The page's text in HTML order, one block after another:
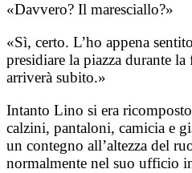
«Davvero? Il maresciallo?»
«Sì, certo. L’ho appena
presidiare la piazza durante
arriverà subito.»
Intanto Lino si era
calzini, pantaloni, camicia e
un contegno all’altezza del
normalmente nel suo ufficio